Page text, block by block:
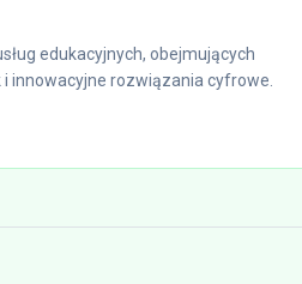
edukacyjnych, obejmujących
innowacyjne rozwiązania cyfrowe.